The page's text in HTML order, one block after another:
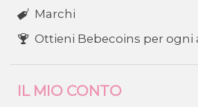
Marchi
Ottieni Bebecoins per ogni
IL MIO CONTO